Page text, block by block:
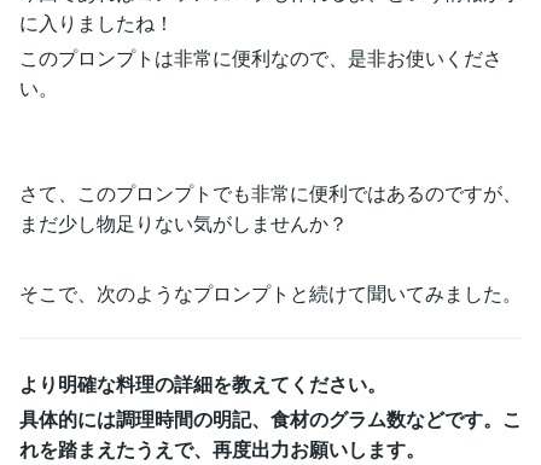
に入りましたね！
このプロンプトは非常に便利なので、是非お使いくださ
い。
さて、このプロンプトでも非常に便利ではあるのですが、
まだ少し物足りない気がしませんか？
そこで、次のようなプロンプトと続けて聞いてみました。
より明確な料理の詳細を教えてください。
具体的には調理時間の明記、食材のグラム数などです。こ
れを踏まえたうえで、再度出力お願いします。